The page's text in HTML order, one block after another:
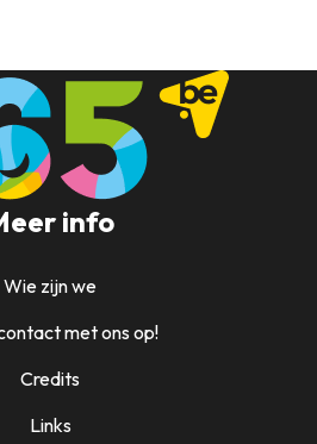
info
Wie zijn we
met ons op!
Credits
Links